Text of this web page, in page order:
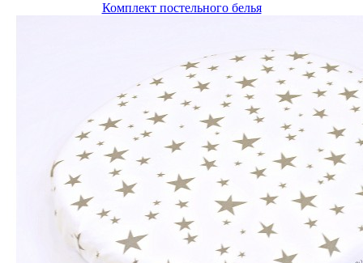
Комплект постельного белья